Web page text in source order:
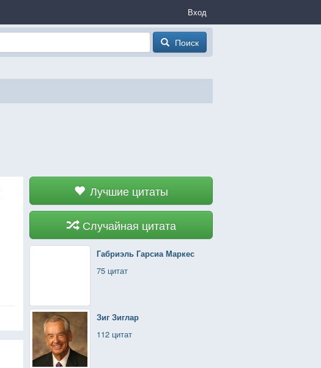
Вход
Поиск
Лучшие цитаты
Случайная цитата
Габриэль Гарсиа Маркес
75 цитат
Зиг Зиглар
112 цитат